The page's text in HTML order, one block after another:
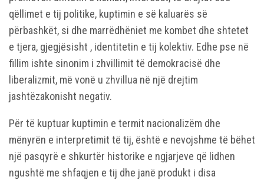
qëllimet e tij politike, kuptimin e së kaluarës së
përbashkët, si dhe marrëdhëniet me kombet dhe shtetet
e tjera, gjegjësisht , identitetin e tij kolektiv. Edhe pse në
fillim ishte sinonim i zhvillimit të demokracisë dhe
liberalizmit, më vonë u zhvillua në një drejtim
jashtëzakonisht negativ.
Për të kuptuar kuptimin e termit nacionalizëm dhe
mënyrën e interpretimit të tij, është e nevojshme të bëhet
një pasqyrë e shkurtër historike e ngjarjeve që lidhen
ngushtë me shfaqjen e tij dhe janë produkt i disa